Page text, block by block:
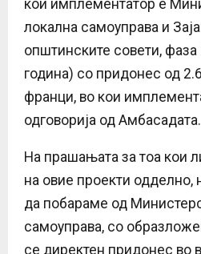
кои имплементатор е
локална самоуправа и
општинските совети,
година) со придонес од
франци, во кои
одговорија од Амбасадата.
На прашањата за тоа кои
на овие проекти одделно,
да побараме од
самоуправа, со
се директен придонес во